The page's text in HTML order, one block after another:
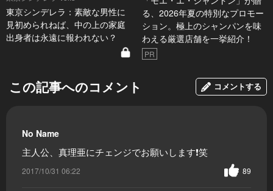
東京シンデレラ：素敵な男性に
見初められねば、中の上の家庭
出身者は永遠に報われない？
る、2026年夏の特別なプロモー
ション。極上のシャンパンを味
わえる厳選店舗を一挙紹介！
PR
この記事へのコメント コメントする
No Name
主人公、真理亜にチェンジでお願いします❗️笑
2017/10/31 06:22 89